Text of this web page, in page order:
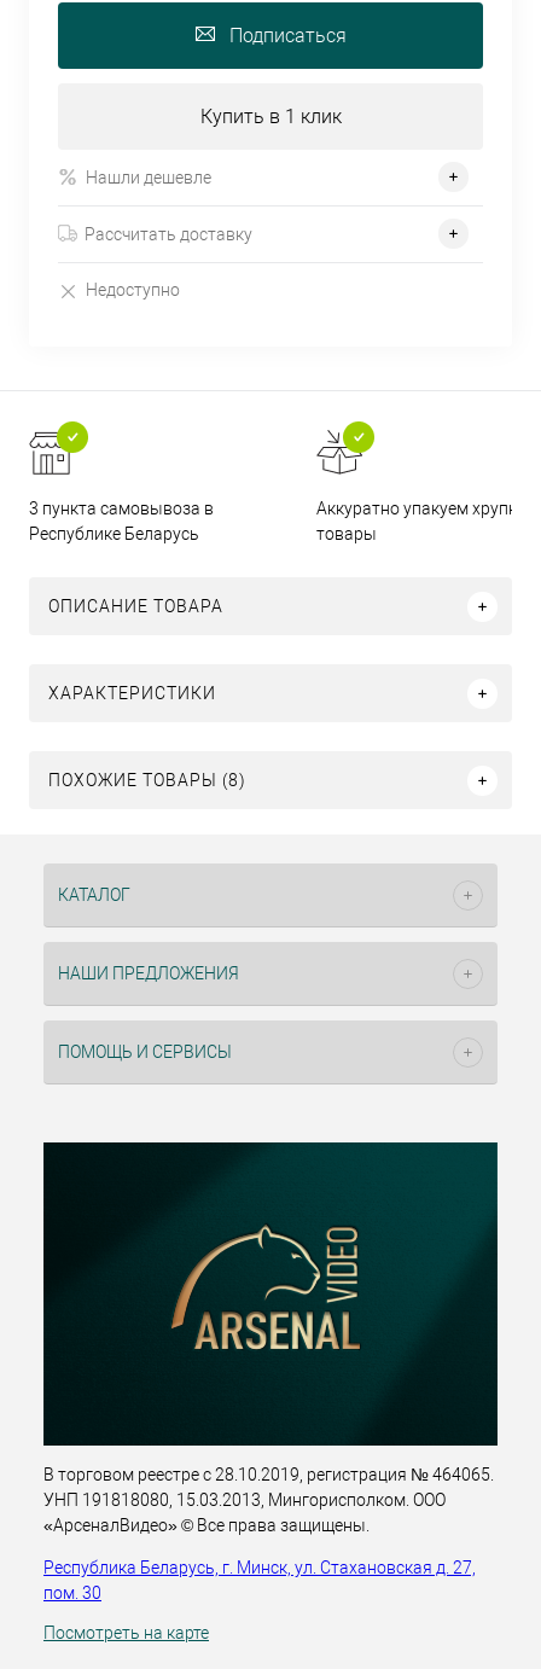
Подписаться
Купить в 1 клик
Нашли дешевле
Рассчитать доставку
Недоступно
3 пункта самовывоза в
Республике Беларусь
Аккуратно упакуем хрупкие
товары
ОПИСАНИЕ ТОВАРА
ХАРАКТЕРИСТИКИ
ПОХОЖИЕ ТОВАРЫ (8)
КАТАЛОГ
НАШИ ПРЕДЛОЖЕНИЯ
ПОМОЩЬ И СЕРВИСЫ
В торговом реестре с 28.10.2019, регистрация № 464065.
УНП 191818080, 15.03.2013, Мингорисполком. ООО
«АрсеналВидео» © Все права защищены.
Республика Беларусь, г. Минск, ул. Стахановская д. 27,
пом. 30
Посмотреть на карте